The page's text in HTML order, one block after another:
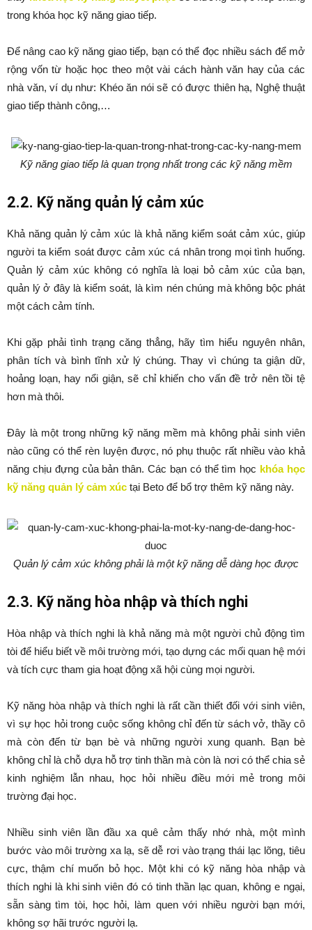
trong khóa học kỹ năng giao tiếp.
Để nâng cao kỹ năng giao tiếp, bạn có thể đọc nhiều sách để mở
rộng vốn từ hoặc học theo một vài cách hành văn hay của các
nhà văn, ví dụ như: Khéo ăn nói sẽ có được thiên hạ, Nghệ thuật
giao tiếp thành công,…
Kỹ năng giao tiếp là quan trọng nhất trong các kỹ năng mềm
2.2. Kỹ năng quản lý cảm xúc
Khả năng quản lý cảm xúc là khả năng kiểm soát cảm xúc, giúp
người ta kiểm soát được cảm xúc cá nhân trong mọi tình huống.
Quản lý cảm xúc không có nghĩa là loại bỏ cảm xúc của bạn,
quản lý ở đây là kiểm soát, là kìm nén chúng mà không bộc phát
một cách cảm tính.
Khi gặp phải tình trạng căng thẳng, hãy tìm hiểu nguyên nhân,
phân tích và bình tĩnh xử lý chúng. Thay vì chúng ta giận dữ,
hoảng loạn, hay nổi giận, sẽ chỉ khiến cho vấn đề trở nên tồi tệ
hơn mà thôi.
Đây là một trong những kỹ năng mềm mà không phải sinh viên
nào cũng có thể rèn luyện được, nó phụ thuộc rất nhiều vào khả
năng chịu đựng của bản thân. Các bạn có thể tìm học khóa học
kỹ năng quản lý cảm xúc tại Beto để bổ trợ thêm kỹ năng này.
Quản lý cảm xúc không phải là một kỹ năng dễ dàng học được
2.3. Kỹ năng hòa nhập và thích nghi
Hòa nhập và thích nghi là khả năng mà một người chủ động tìm
tòi để hiểu biết về môi trường mới, tạo dựng các mối quan hệ mới
và tích cực tham gia hoạt động xã hội cùng mọi người.
Kỹ năng hòa nhập và thích nghi là rất cần thiết đối với sinh viên,
vì sự học hỏi trong cuộc sống không chỉ đến từ sách vở, thầy cô
mà còn đến từ bạn bè và những người xung quanh. Bạn bè
không chỉ là chỗ dựa hỗ trợ tinh thần mà còn là nơi có thể chia sẻ
kinh nghiệm lẫn nhau, học hỏi nhiều điều mới mẻ trong môi
trường đại học.
Nhiều sinh viên lần đầu xa quê cảm thấy nhớ nhà, một mình
bước vào môi trường xa lạ, sẽ dễ rơi vào trạng thái lạc lõng, tiêu
cực, thậm chí muốn bỏ học. Một khi có kỹ năng hòa nhập và
thích nghi là khi sinh viên đó có tinh thần lạc quan, không e ngại,
sẵn sàng tìm tòi, học hỏi, làm quen với nhiều người bạn mới,
không sợ hãi trước người lạ.